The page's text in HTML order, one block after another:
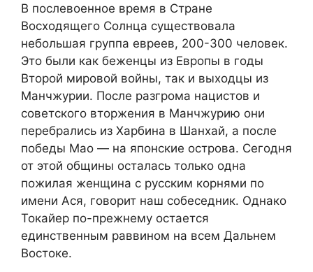
В послевоенное время в Стране
Восходящего Солнца существовала
небольшая группа евреев, 200-300 человек.
Это были как беженцы из Европы в годы
Второй мировой войны, так и выходцы из
Манчжурии. После разгрома нацистов и
советского вторжения в Манчжурию они
перебрались из Харбина в Шанхай, а после
победы Мао — на японские острова. Сегодня
от этой общины осталась только одна
пожилая женщина с русским корнями по
имени Ася, говорит наш собеседник. Однако
Токайер по-прежнему остается
единственным раввином на всем Дальнем
Востоке.